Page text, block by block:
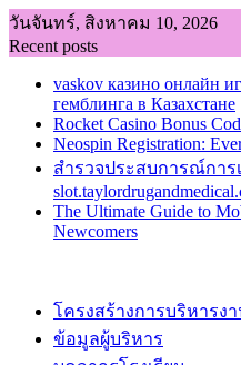
Skip
to
content
วันจันทร์, สิงหาคม 10, 2026
Recent posts
vaskov казино онлайн
гемблинга в Казахстане
Rocket Casino Bonus
Neospin Registration:
สำรวจประสบการณ์กา
The Ultimate Guide to
Newcomers
โครงสร้างการบริหารง
ข้อมูลผู้บริหาร